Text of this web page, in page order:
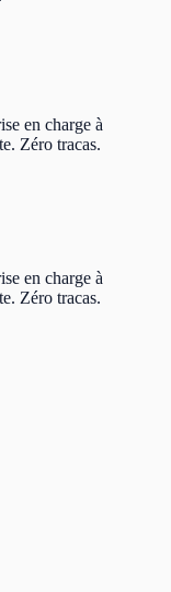
en charge à
Zéro tracas.
en charge à
Zéro tracas.